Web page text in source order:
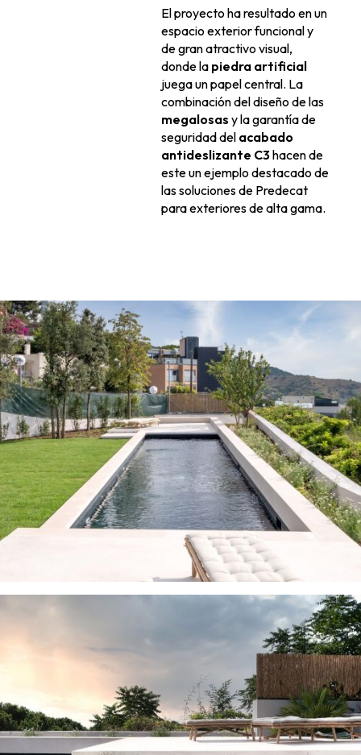
El proyecto ha resultado en un
espacio exterior funcional y
de gran atractivo visual,
donde la piedra artificial
juega un papel central. La
combinación del diseño de las
megalosas y la garantía de
seguridad del acabado
antideslizante C3hacen de
este un ejemplo destacado de
las soluciones de Predecat
para exteriores de alta gama.